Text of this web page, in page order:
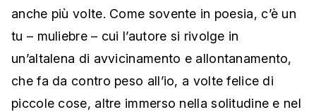
anche più volte. Come sovente in poesia, c’è un
tu – muliebre – cui l’autore si rivolge in
un’altalena di avvicinamento e allontanamento,
che fa da contro peso all’io, a volte felice di
piccole cose, altre immerso nella solitudine e nel